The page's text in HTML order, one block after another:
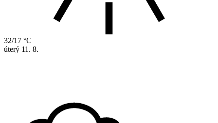
32/17 °C
úterý 11. 8.